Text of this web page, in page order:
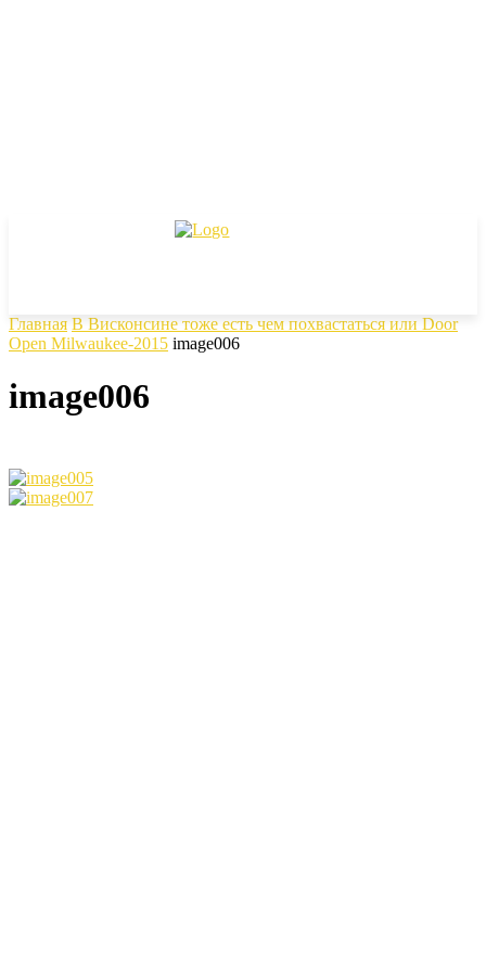
Главная В Висконсине тоже есть чем похвастаться или Door
Open Milwaukee-2015 image006
image006